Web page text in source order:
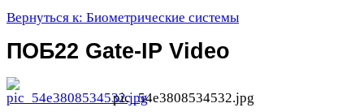
Вернуться к: Биометрические системы
ПОБ22 Gate-IP Video
pic_54e3808534532.jpg